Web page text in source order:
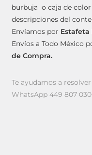
burbuja o caja de
descripciones del
Envíamos por Estafeta
Envíos a Todo México
de Compra.
Te ayudamos a
WhatsApp 449 807